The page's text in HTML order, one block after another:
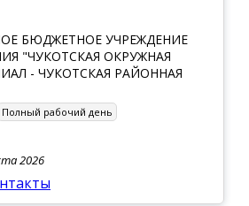
БЮДЖЕТНОЕ УЧРЕЖДЕНИЕ
"ЧУКОТСКАЯ ОКРУЖНАЯ
- ЧУКОТСКАЯ РАЙОННАЯ
Полный рабочий день
2026